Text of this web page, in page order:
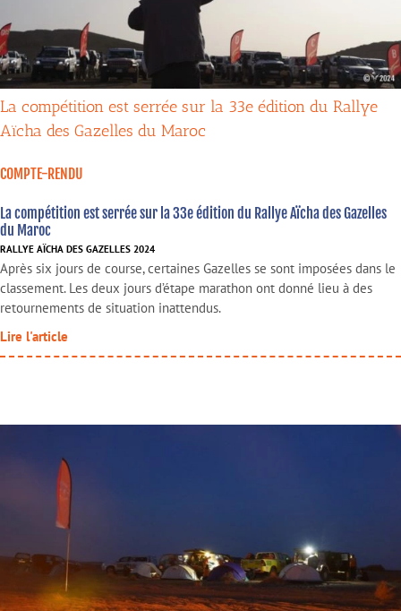
La compétition est serrée sur la 33e édition du Rallye
Aïcha des Gazelles du Maroc
COMPTE-RENDU
La compétition est serrée sur la 33e édition du Rallye Aïcha des Gazelles
du Maroc
RALLYE AÏCHA DES GAZELLES 2024
Après six jours de course, certaines Gazelles se sont imposées dans le
classement. Les deux jours d’étape marathon ont donné lieu à des
retournements de situation inattendus.
Lire l'article